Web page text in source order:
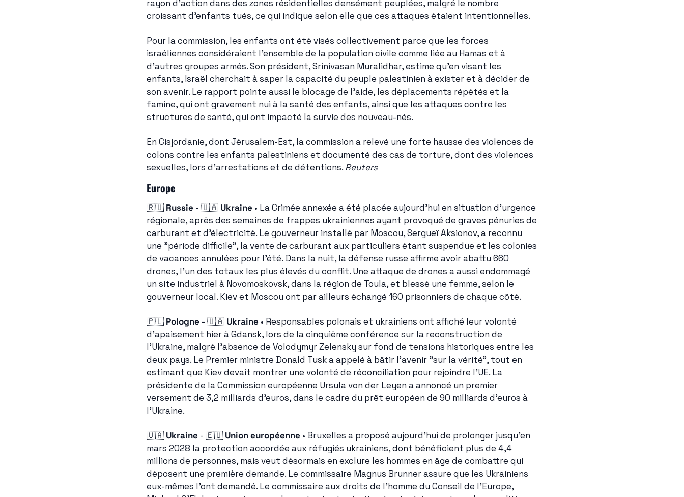
rayon d'action dans des zones résidentielles densément peuplées, malgré le nombre
croissant d'enfants tués, ce qui indique selon elle que ces attaques étaient intentionnelles.
Pour la commission, les enfants ont été visés collectivement parce que les forces
israéliennes considéraient l'ensemble de la population civile comme liée au Hamas et à
d'autres groupes armés. Son président, Srinivasan Muralidhar, estime qu'en visant les
enfants, Israël cherchait à saper la capacité du peuple palestinien à exister et à décider de
son avenir. Le rapport pointe aussi le blocage de l'aide, les déplacements répétés et la
famine, qui ont gravement nui à la santé des enfants, ainsi que les attaques contre les
structures de santé, qui ont impacté la survie des nouveau-nés.
En Cisjordanie, dont Jérusalem-Est, la commission a relevé une forte hausse des violences de
colons contre les enfants palestiniens et documenté des cas de torture, dont des violences
sexuelles, lors d'arrestations et de détentions. Reuters
Europe
🇷🇺 Russie - 🇺🇦 Ukraine • La Crimée annexée a été placée aujourd'hui en situation d'urgence
régionale, après des semaines de frappes ukrainiennes ayant provoqué de graves pénuries de
carburant et d'électricité. Le gouverneur installé par Moscou, Sergueï Aksionov, a reconnu
une "période difficile", la vente de carburant aux particuliers étant suspendue et les colonies
de vacances annulées pour l'été. Dans la nuit, la défense russe affirme avoir abattu 660
drones, l'un des totaux les plus élevés du conflit. Une attaque de drones a aussi endommagé
un site industriel à Novomoskovsk, dans la région de Toula, et blessé une femme, selon le
gouverneur local. Kiev et Moscou ont par ailleurs échangé 160 prisonniers de chaque côté.
🇵🇱 Pologne - 🇺🇦 Ukraine • Responsables polonais et ukrainiens ont affiché leur volonté
d'apaisement hier à Gdansk, lors de la cinquième conférence sur la reconstruction de
l'Ukraine, malgré l'absence de Volodymyr Zelensky sur fond de tensions historiques entre les
deux pays. Le Premier ministre Donald Tusk a appelé à bâtir l'avenir "sur la vérité", tout en
estimant que Kiev devait montrer une volonté de réconciliation pour rejoindre l'UE. La
présidente de la Commission européenne Ursula von der Leyen a annoncé un premier
versement de 3,2 milliards d'euros, dans le cadre du prêt européen de 90 milliards d'euros à
l'Ukraine.
🇺🇦 Ukraine - 🇪🇺 Union européenne • Bruxelles a proposé aujourd'hui de prolonger jusqu'en
mars 2028 la protection accordée aux réfugiés ukrainiens, dont bénéficient plus de 4,4
millions de personnes, mais veut désormais en exclure les hommes en âge de combattre qui
déposent une première demande. Le commissaire Magnus Brunner assure que les Ukrainiens
eux-mêmes l'ont demandé. Le commissaire aux droits de l'homme du Conseil de l'Europe,